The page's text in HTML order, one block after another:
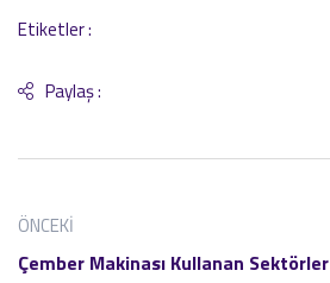
Etiketler :
Paylaş :
ÖNCEKI
Çember Makinası Kullanan Sektörler